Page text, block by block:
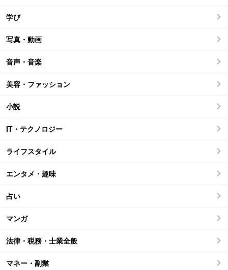
学び
写真・動画
音声・音楽
美容・ファッション
小説
IT・テクノロジー
ライフスタイル
エンタメ・趣味
占い
マンガ
法律・税務・士業全般
マネー・副業